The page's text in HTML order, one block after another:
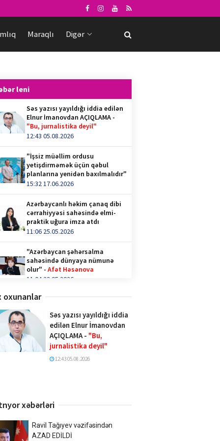
Maraqlı Digər
leni
Səs yazısı yayıldığı iddia edilən
Elnur İmanovdan AÇIQLAMA -
"Bu, jurnalistika deyil"
12:43 05.08.2026
"İşsiz müəllim ordusu
yetişdirməmək üçün qəbul
planlarına yenidən baxılmalıdır"
15:32 17.06.2026
Azərbaycanlı həkim çanaq dibi
cərrahiyyəsi sahəsində elmi-
praktik uğura imza atdı
11:06 25.05.2026
"Azərbaycan şəhərsalma
sahəsində dünyaya nümunə
olur" -Afət Həsənova
11:04 23.05.2026
Qəhvə içənlər diqqət —
hormonlar təhlükədə ola bilər!
video/
14:36 28.04.2026
Türk İnteqrasiya Olimpiadasına
Azərbaycandan 1000-ə yaxın
“Turan bilgəsi” mükafatına
17:02 08.04.2026
oxunanlar
Səs yazısı yayıldığı iddia
edilən Elnur İmanovdan
AÇIQLAMA - "Bu,
jurnalistika deyil"
12:43 05.08.2026
xəbərləri
Ravil Tağıyev vəzifəsindən
AZAD EDİLDİ